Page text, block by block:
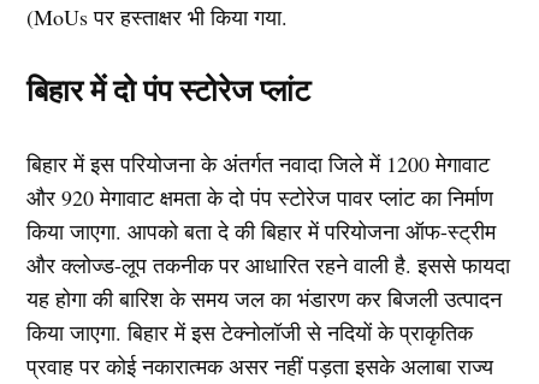
(MoUs पर हस्ताक्षर भी किया गया.
बिहार में दो पंप स्टोरेज प्लांट
बिहार में इस परियोजना के अंतर्गत नवादा जिले में 1200 मेगावाट
और 920 मेगावाट क्षमता के दो पंप स्टोरेज पावर प्लांट का निर्माण
किया जाएगा. आपको बता दे की बिहार में परियोजना ऑफ-स्ट्रीम
और क्लोज्ड-लूप तकनीक पर आधारित रहने वाली है. इससे फायदा
यह होगा की बारिश के समय जल का भंडारण कर बिजली उत्पादन
किया जाएगा. बिहार में इस टेक्नोलॉजी से नदियों के प्राकृतिक
प्रवाह पर कोई नकारात्मक असर नहीं पड़ता इसके अलाबा राज्य